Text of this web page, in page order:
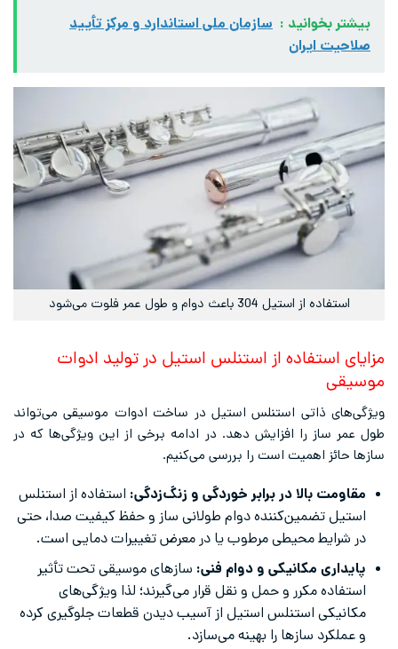
بیشتر بخوانید : سازمان ملی استاندارد و مرکز تأیید
صلاحیت ایران
استفاده از استیل 304 باعث دوام و طول عمر فلوت می‌شود
مزایای استفاده از استنلس استیل در تولید ادوات
موسیقی
ویژگی‌های ذاتی استنلس استیل در ساخت ادوات موسیقی می‌تواند
طول عمر ساز را افزایش دهد. در ادامه برخی از این ویژگی‌ها که در
سازها حائز اهمیت است را بررسی می‌کنیم.
مقاومت بالا در برابر خوردگی و زنگ‌زدگی: استفاده از استنلس
استیل تضمین‌کننده دوام طولانی ساز و حفظ کیفیت صدا، حتی
در شرایط محیطی مرطوب یا در معرض تغییرات دمایی است.
پایداری مکانیکی و دوام فنی: سازهای موسیقی تحت تأثیر
استفاده مکرر و حمل و نقل قرار می‌گیرند؛ لذا ویژگی‌های
مکانیکی استنلس استیل از آسیب دیدن قطعات جلوگیری کرده
و عملکرد سازها را بهینه می‌سازد.